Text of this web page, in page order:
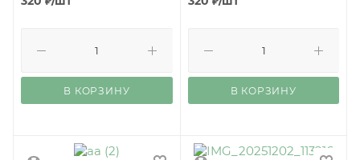
В КОРЗИНУ В КОРЗИНУ